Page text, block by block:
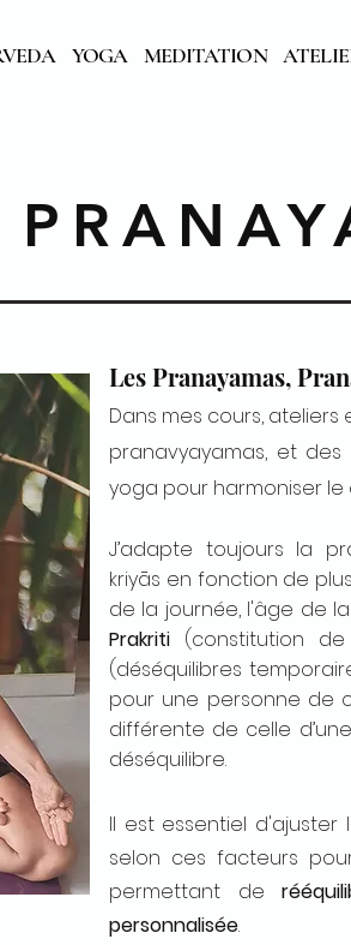
YOGA MEDITATION
Les Pranayamas,
Dans mes cours,
pranavyayamas, et
yoga pour harmoniser
J’adapte toujours la
kriyās en fonction de
de la journée, l'âge de
Prakriti (constitution
(déséquilibres
pour une personne de
différente de celle
déséquilibre.
Il est essentiel
selon ces facteurs
permettant de
personnalisée.